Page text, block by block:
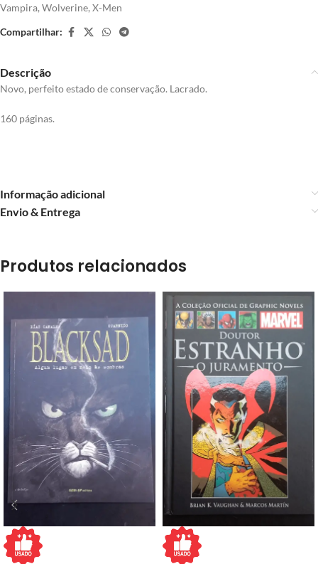
Vampira, Wolverine, X-Men
Compartilhar:
Descrição
Novo, perfeito estado de conservação. Lacrado.
160 páginas.
Informação adicional
Envio & Entrega
Produtos relacionados